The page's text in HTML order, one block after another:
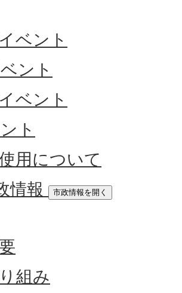
ベント
ント
ベント
ト
用について
情報
市政情報を開く
組み